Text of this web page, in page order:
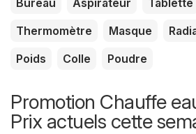
Thermomètre
Masque
Poids
Colle Poudre
Promotion Chauffe
Prix ​​actuels cette